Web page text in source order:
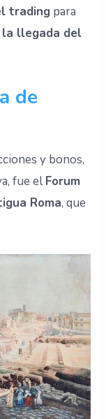
trading para
llegada del
de
y bonos,
fue elForum
Roma, que